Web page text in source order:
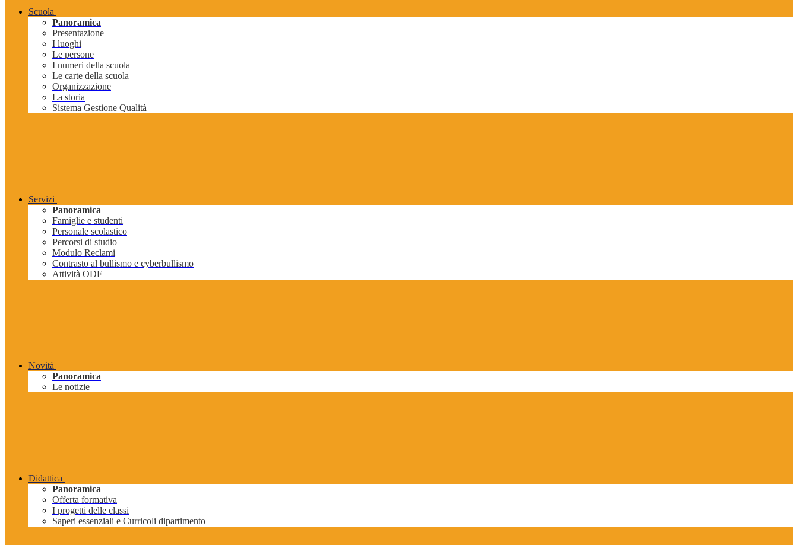
Scuola
Panoramica
Presentazione
I luoghi
Le persone
I numeri della scuola
Le carte della scuola
Organizzazione
La storia
Sistema Gestione Qualità
Servizi
Panoramica
Famiglie e studenti
Personale scolastico
Percorsi di studio
Modulo Reclami
Contrasto al bullismo e cyberbullismo
Attività ODF
Novità
Panoramica
Le notizie
Didattica
Panoramica
Offerta formativa
I progetti delle classi
Saperi essenziali e Curricoli dipartimento